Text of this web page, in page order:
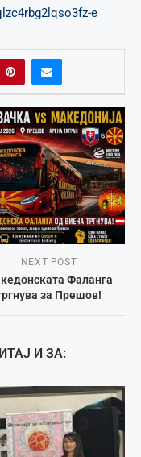
e
NEXT POST
Фаланга
за Прешов!
И ЗА: